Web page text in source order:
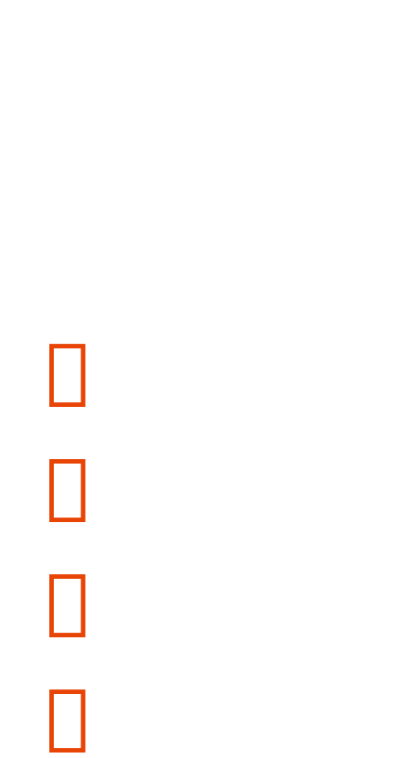



